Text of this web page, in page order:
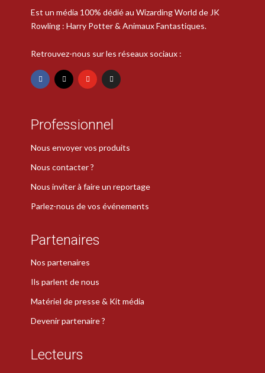
Est un média 100% dédié au Wizarding World de JK
Rowling : Harry Potter & Animaux Fantastiques.
Retrouvez-nous sur les réseaux sociaux :
Professionnel
Nous envoyer vos produits
Nous contacter ?
Nous inviter à faire un reportage
Parlez-nous de vos événements
Partenaires
Nos partenaires
Ils parlent de nous
Matériel de presse & Kit média
Devenir partenaire ?
Lecteurs